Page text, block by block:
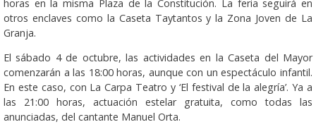
horas en la misma Plaza de la Constitución. La feria seguirá en
otros enclaves como la Caseta Taytantos y la Zona Joven de La
Granja.
El sábado 4 de octubre, las actividades en la Caseta del Mayor
comenzarán a las 18:00 horas, aunque con un espectáculo infantil.
En este caso, con La Carpa Teatro y ‘El festival de la alegría’. Ya a
las 21:00 horas, actuación estelar gratuita, como todas las
anunciadas, del cantante Manuel Orta.